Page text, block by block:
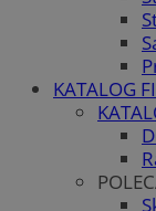
KATALOG